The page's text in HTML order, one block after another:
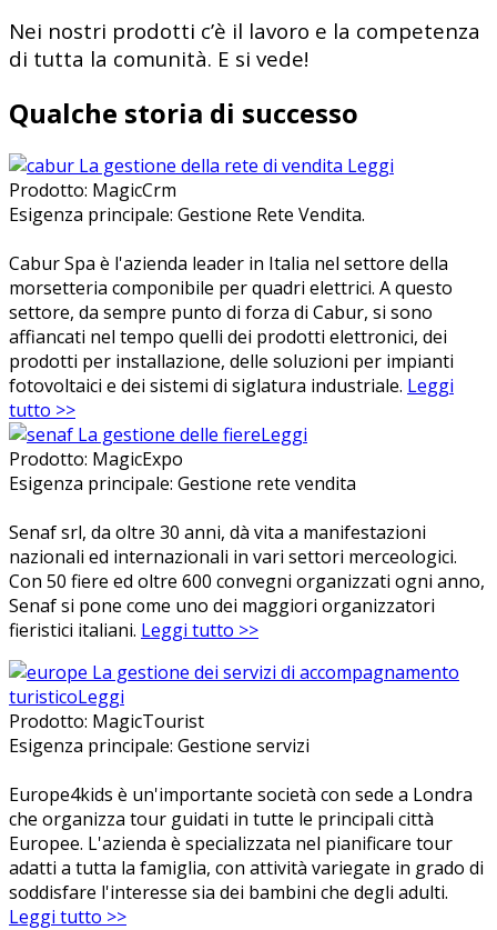
Nei nostri prodotti c’è il lavoro e la competenza
di tutta la comunità. E si vede!
Qualche storia di successo
La gestione della rete di vendita Leggi
Prodotto: MagicCrm
Esigenza principale: Gestione Rete Vendita.
Cabur Spa è l'azienda leader in Italia nel settore della
morsetteria componibile per quadri elettrici. A questo
settore, da sempre punto di forza di Cabur, si sono
affiancati nel tempo quelli dei prodotti elettronici, dei
prodotti per installazione, delle soluzioni per impianti
fotovoltaici e dei sistemi di siglatura industriale. Leggi
tutto >>
La gestione delle fiereLeggi
Prodotto: MagicExpo
Esigenza principale: Gestione rete vendita
Senaf srl, da oltre 30 anni, dà vita a manifestazioni
nazionali ed internazionali in vari settori merceologici.
Con 50 fiere ed oltre 600 convegni organizzati ogni anno,
Senaf si pone come uno dei maggiori organizzatori
fieristici italiani. Leggi tutto >>
La gestione dei servizi di accompagnamento
turisticoLeggi
Prodotto: MagicTourist
Esigenza principale: Gestione servizi
Europe4kids è un'importante società con sede a Londra
che organizza tour guidati in tutte le principali città
Europee. L'azienda è specializzata nel pianificare tour
adatti a tutta la famiglia, con attività variegate in grado di
soddisfare l'interesse sia dei bambini che degli adulti.
Leggi tutto >>